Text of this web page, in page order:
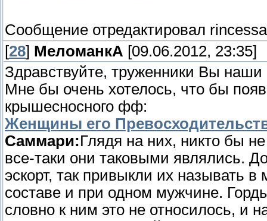
Сообщение отредактировал rincessa
[28] МеломанкА [09.06.2012, 23:35]
Здравствуйте, труженники Вы
Мне бы очень хотелось, что бы
крышесносного фф:
Женщины его
Саммари:Глядя на них, никто бы
все-таки они таковыми являлись.
эскорт, так привыкли их называть
составе и при одном мужчине.
словно к ним это не относилось, и